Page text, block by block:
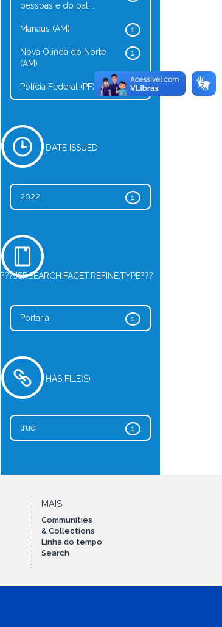
pessoas e do pat...
1
Manaus (AM)
1
Nova Olinda do Norte
(AM)
1
Polícia Federal (PF)
DATE ISSUED
1
2022
???JSP.SEARCH.FACET.REFINE.TYPE???
1
Portaria
HAS FILE(S)
1
true
MAIS
Communities
& Collections
Linha do tempo
Search